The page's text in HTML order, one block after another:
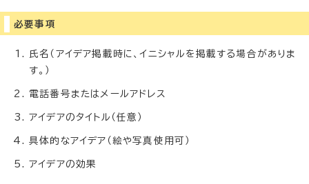
必要事項
氏名（アイデア掲載時に、イニシャルを掲載する場合がありま
す。）
電話番号またはメールアドレス
アイデアのタイトル（任意）
具体的なアイデア（絵や写真使用可）
アイデアの効果